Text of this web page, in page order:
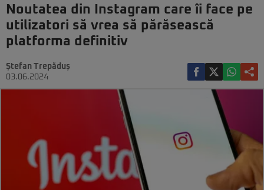
Noutatea din Instagram care îi face pe
utilizatori să vrea să părăsească
platforma definitiv
Ștefan Trepăduș
03.06.2024